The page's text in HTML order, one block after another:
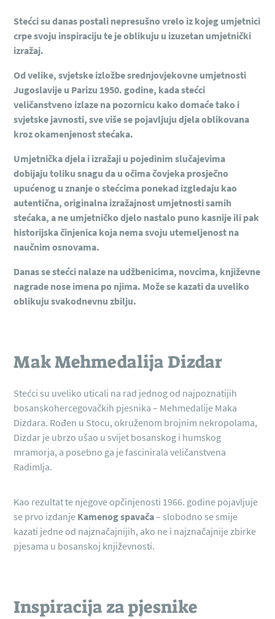
Stećci su danas postali nepresušno vrelo iz kojeg umjetnici
crpe svoju inspiraciju te je oblikuju u izuzetan umjetnički
izražaj.
Od velike, svjetske izložbe srednjovjekovne umjetnosti
Jugoslavije u Parizu 1950. godine, kada stećci
veličanstveno izlaze na pozornicu kako domaće tako i
svjetske javnosti, sve više se pojavljuju djela oblikovana
kroz okamenjenost stećaka.
Umjetnička djela i izražaji u pojedinim slučajevima
dobijaju toliku snagu da u očima čovjeka prosječno
upućenog u znanje o stećcima ponekad izgledaju kao
autentična, originalna izražajnost umjetnosti samih
stećaka, a ne umjetničko djelo nastalo puno kasnije ili pak
historijska činjenica koja nema svoju utemeljenost na
naučnim osnovama.
Danas se stećci nalaze na udžbenicima, novcima, književne
nagrade nose imena po njima. Može se kazati da uveliko
oblikuju svakodnevnu zbilju.
Mak Mehmedalija Dizdar
Stećci su uveliko uticali na rad jednog od najpoznatijih
bosanskohercegovačkih pjesnika – Mehmedalije Maka
Dizdara. Rođen u Stocu, okruženom brojnim nekropolama,
Dizdar je ubrzo ušao u svijet bosanskog i humskog
mramorja, a posebno ga je fascinirala veličanstvena
Radimlja.
Kao rezultat te njegove opčinjenosti 1966. godine pojavljuje
se prvo izdanje Kamenog spavača– slobodno se smije
kazati jedne od najznačajnijih, ako ne i najznačajnije zbirke
pjesama u bosanskoj književnosti.
Inspiracija za pjesnike